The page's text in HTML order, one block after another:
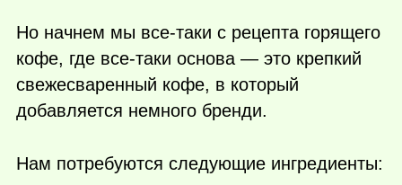
Но начнем мы все-таки с рецепта горящего
кофе, где все-таки основа — это крепкий
свежесваренный кофе, в который
добавляется немного бренди.
Нам потребуются следующие ингредиенты: